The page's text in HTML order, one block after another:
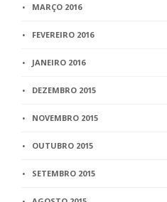
MARÇO 2016
FEVEREIRO 2016
JANEIRO 2016
DEZEMBRO 2015
NOVEMBRO 2015
OUTUBRO 2015
SETEMBRO 2015